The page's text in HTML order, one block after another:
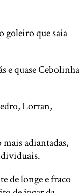
goleiro que saia
e quase Cebolinha
Lorran,
adiantadas,
de longe e fraco